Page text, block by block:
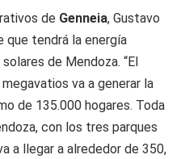
de Genneia, Gustavo
que tendrá la energía
de Mendoza. “El
va a generar la
de 135.000 hogares. Toda
con los tres parques
a llegar a alrededor de 350,